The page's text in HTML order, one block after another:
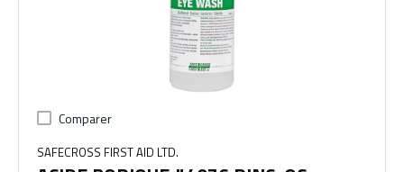
Comparer
SAFECROSS FIRST AID LTD.